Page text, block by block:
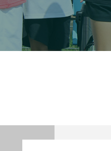
システム・クラス・料金